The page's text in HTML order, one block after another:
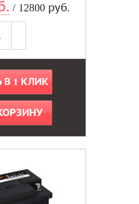
/ 12800 руб.
В 1 КЛИК